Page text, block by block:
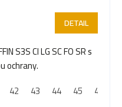
DETAIL
S3S CI LG SC FO SR s
ochrany.
42 43 44 45 46